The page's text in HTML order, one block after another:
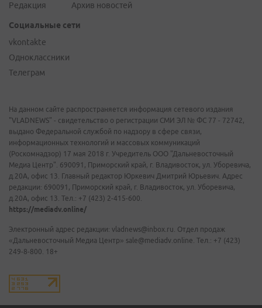
Редакция
Архив новостей
Социальные сети
vkontakte
Одноклассники
Телеграм
На данном сайте распространяется информация сетевого издания
"VLADNEWS" - свидетельство о регистрации СМИ ЭЛ № ФС 77 - 72742,
выдано Федеральной службой по надзору в сфере связи,
информационных технологий и массовых коммуникаций
(Роскомнадзор) 17 мая 2018 г. Учредитель ООО "Дальневосточный
Медиа Центр". 690091, Приморский край, г. Владивосток, ул. Уборевича,
д.20А, офис 13. Главный редактор Юркевич Дмитрий Юрьевич. Адрес
редакции: 690091, Приморский край, г. Владивосток, ул. Уборевича,
д.20А, офис 13. Тел.: +7 (423) 2-415-600.
https://mediadv.online/
Электронный адрес редакции: vladnews@inbox.ru. Отдел продаж
«Дальневосточный Медиа Центр» sale@mediadv.online. Тел.: +7 (423)
249-8-800. 18+